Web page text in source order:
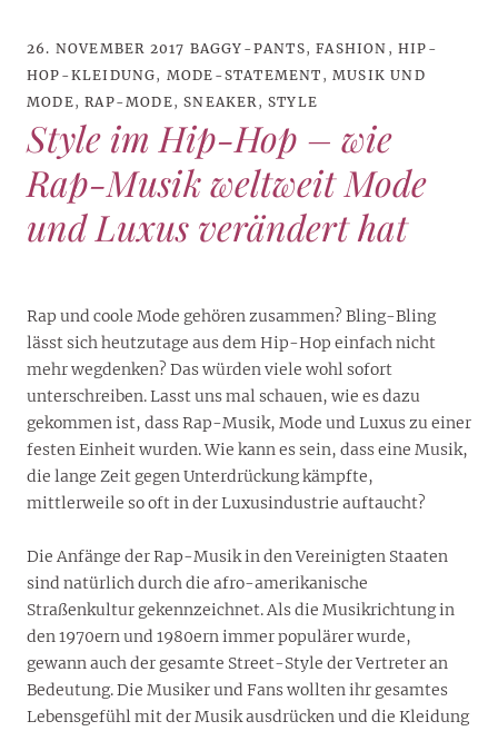
26. NOVEMBER 2017 BAGGY-PANTS,FASHION ,HIP-
HOP-KLEIDUNG, MODE-STATEMENT ,MUSIK UND
MODE,RAP-MODE,SNEAKER ,STYLE
Style im Hip-Hop – wie
Rap-Musik weltweit Mode
und Luxus verändert hat
Rap und coole Mode gehören zusammen? Bling-Bling
lässt sich heutzutage aus dem Hip-Hop einfach nicht
mehr wegdenken? Das würden viele wohl sofort
unterschreiben. Lasst uns mal schauen, wie es dazu
gekommen ist, dass Rap-Musik, Mode und Luxus zu einer
festen Einheit wurden. Wie kann es sein, dass eine Musik,
die lange Zeit gegen Unterdrückung kämpfte,
mittlerweile so oft in der Luxusindustrie auftaucht?
Die Anfänge der Rap-Musik in den Vereinigten Staaten
sind natürlich durch die afro-amerikanische
Straßenkultur gekennzeichnet. Als die Musikrichtung in
den 1970ern und 1980ern immer populärer wurde,
gewann auch der gesamte Street-Style der Vertreter an
Bedeutung. Die Musiker und Fans wollten ihr gesamtes
Lebensgefühl mit der Musik ausdrücken und die Kleidung